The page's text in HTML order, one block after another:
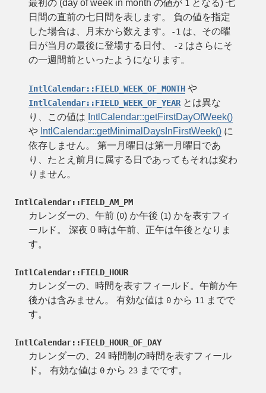
最初の (day of week in month の値が 1 となる) 七
日間の直前の七日間を表します。 負の値を指定
した場合は、月末から数えます。
-1 は、その曜
日が当月の最後に登場する日付、
-2 はさらにそ
の一週間前といったようになります。
IntlCalendar::FIELD_WEEK_OF_MONTH や
IntlCalendar::FIELD_WEEK_OF_YEAR とは異な
り、この値は IntlCalendar::getFirstDayOfWeek()
や IntlCalendar::getMinimalDaysInFirstWeek() に
依存しません。 第一月曜日は第一月曜日であ
り、たとえ前月に属する日であってもそれは変わ
りません。
IntlCalendar::FIELD_AM_PM
カレンダーの、午前 (0) か午後 (1) かを表すフィ
ールド。 深夜 0 時は午前、正午は午後となりま
す。
IntlCalendar::FIELD_HOUR
カレンダーの、時間を表すフィールド。午前か午
後かは含みません。 有効な値は 0 から 11 までで
す。
IntlCalendar::FIELD_HOUR_OF_DAY
カレンダーの、24 時間制の時間を表すフィール
ド。 有効な値は 0 から 23 までです。